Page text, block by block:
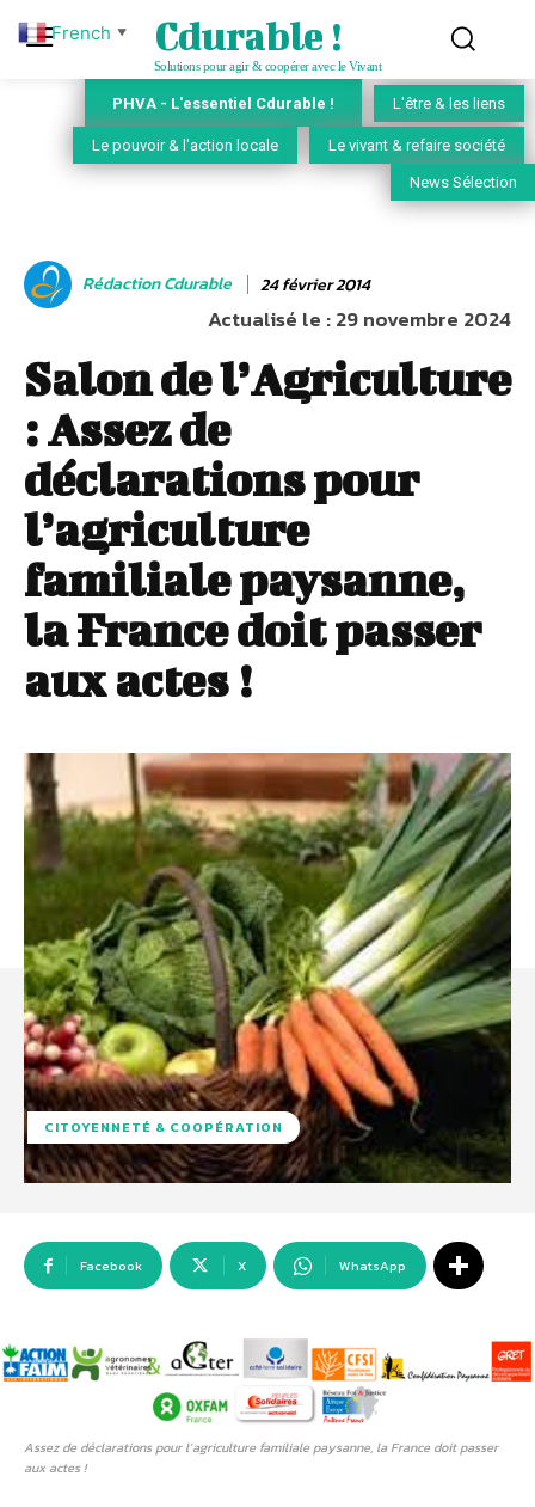
Cdurable !
Solutions pour agir & coopérer avec le Vivant
PHVA - L'essentiel Cdurable ! L'être & les liens
Le pouvoir & l'action locale Le vivant & refaire société
News Sélection
Rédaction Cdurable 24 février 2014
Actualisé le :29 novembre 2024
Salon de l’Agriculture
: Assez de
déclarations pour
l’agriculture
familiale paysanne,
la France doit passer
aux actes !
CITOYENNETÉ & COOPÉRATION
Facebook X WhatsApp
Assez de déclarations pour l’agriculture familiale paysanne, la France doit passer
aux actes !
French ▼